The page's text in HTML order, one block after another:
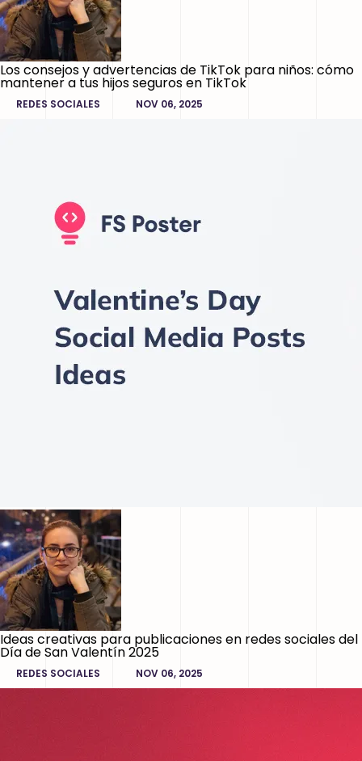
Los consejos y advertencias de TikTok para niños: cómo
mantener a tus hijos seguros en TikTok
REDES SOCIALES NOV 06, 2025
Ideas creativas para publicaciones en redes sociales del
Día de San Valentín 2025
REDES SOCIALES NOV 06, 2025